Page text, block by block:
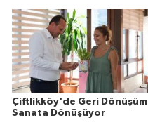
Çiftlikköy'de Geri Dönüşüm
Sanata Dönüşüyor